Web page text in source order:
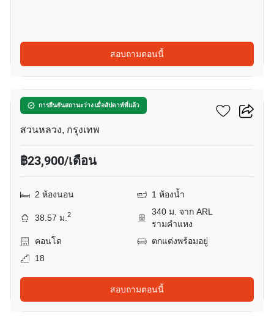
สอบถามตอนนี้
การยืนยันสถานะว่าง เมื่อสัปดาห์ที่แล้ว
12
เดอะ ไพรเวซี่ พระราม 9
สวนหลวง, กรุงเทพ
฿23,900/เดือน
2 ห้องนอน 1 ห้องน้ำ
38.57 ม.2
340 ม. จาก ARL
รามคำแหง
คอนโด
ตกแต่งพร้อมอยู่
18
สอบถามตอนนี้